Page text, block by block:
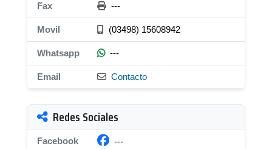
Fax ---
Movil (03498) 15608942
Whatsapp ---
Email Contacto
Redes Sociales
Facebook ---